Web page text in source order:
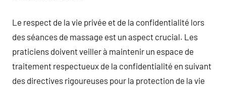
Le respect de la vie privée et de la confidentialité lors
des séances de massage est un aspect crucial. Les
praticiens doivent veiller à maintenir un espace de
traitement respectueux de la confidentialité en suivant
des directives rigoureuses pour la protection de la vie